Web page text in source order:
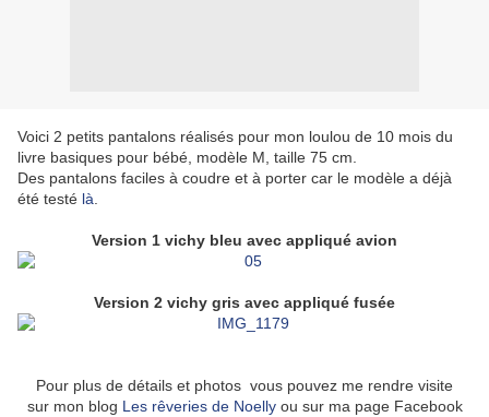
Voici 2 petits pantalons réalisés pour mon loulou de 10 mois du
livre basiques pour bébé, modèle M, taille 75 cm
Des pantalons faciles à coudre et à porter car le modèle a déjà
été testé là
Version 1 vichy bleu avec appliqué avion
Version 2 vichy gris avec appliqué fusée
Pour plus de détails et photos vous pouvez me rendre visite
sur mon blog Les rêveries de Noellyou sur ma page Facebook